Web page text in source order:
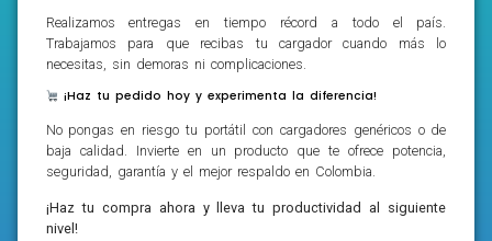
Realizamos entregas en tiempo récord a todo el país.
Trabajamos para que recibas tu cargador cuando más lo
necesitas, sin demoras ni complicaciones.
¡Haz tu pedido hoy y experimenta la diferencia!
No pongas en riesgo tu portátil con cargadores genéricos o de
baja calidad. Invierte en un producto que te ofrece potencia,
seguridad, garantía y el mejor respaldo en Colombia.
¡Haz tu compra ahora y lleva tu productividad al siguiente
nivel!